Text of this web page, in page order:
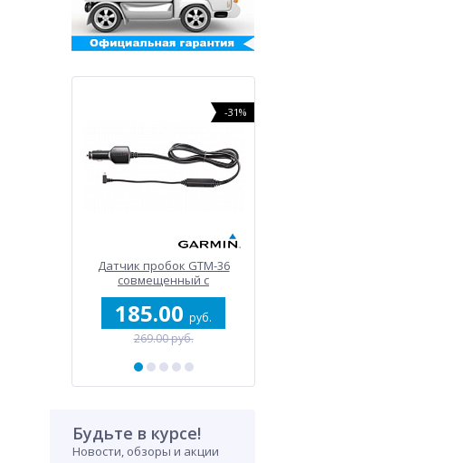
-31%
Датчик пробок GTM-36
совмещенный с
автокабелем питания
185.00 руб.
269.00 руб.
Будьте в курсе!
Новости, обзоры и акции